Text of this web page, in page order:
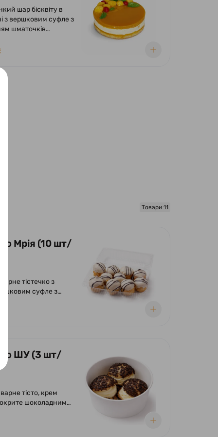
шар бісквіту в
з вершковим суфле з
шматочків
Товари 11
Мрія (10 шт/
тістечко з
суфле з
ШУ (3 шт/
тісто, крем
шоколадним